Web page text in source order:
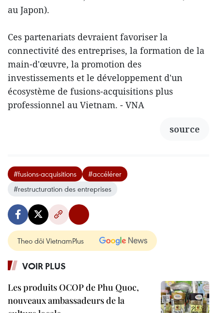
au Japon).
Ces partenariats devraient favoriser la
connectivité des entreprises, la formation de la
main-d'œuvre, la promotion des
investissements et le développement d'un
écosystème de fusions-acquisitions plus
professionnel au Vietnam. - VNA
source
#fusions-acquisitions
#accélérer
#restructuration des entreprises
Theo dõi VietnamPlus
VOIR PLUS
Les produits OCOP de Phu Quoc,
nouveaux ambassadeurs de la